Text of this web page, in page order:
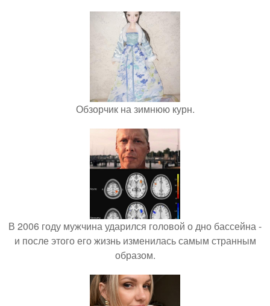
Обзорчик на зимнюю курн.
В 2006 году мужчина ударился головой о дно бассейна -
и после этого его жизнь изменилась самым странным
образом.